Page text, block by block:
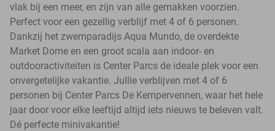
vlak bij een meer, en zijn van alle gemakken voorzien.
Perfect voor een gezellig verblijf met 4 of 6 personen.
Dankzij het zwemparadijs Aqua Mundo, de overdekte
Market Dome en een groot scala aan indoor- en
outdooractiviteiten is Center Parcs de ideale plek voor een
onvergetelijke vakantie. Jullie verblijven met 4 of 6
personen bij Center Parcs De Kempervennen, waar het hele
jaar door voor elke leeftijd altijd iets nieuws te beleven valt.
Dé perfecte minivakantie!